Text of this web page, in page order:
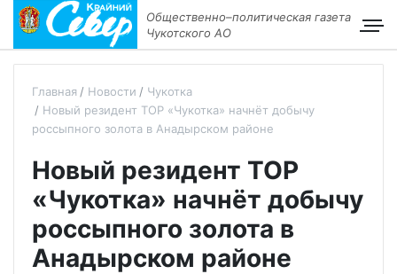
Общественно–политическая газета
Чукотского АО
Главная Новости
Чукотка
Новый резидент ТОР «Чукотка» начнёт добычу
россыпного золота в Анадырском районе
Новый резидент ТОР
«Чукотка» начнёт добычу
россыпного золота в
Анадырском районе